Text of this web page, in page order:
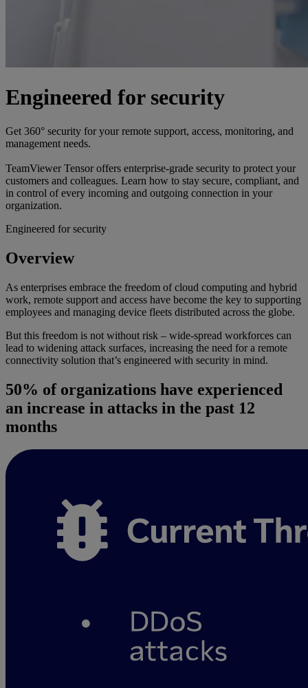
Engineered for security
Get 360° security for your remote support, access, monitoring, and
management needs.
TeamViewer Tensor offers enterprise-grade security to protect your
customers and colleagues. Learn how to stay secure, compliant, and
in control of every incoming and outgoing connection in your
organization.
Engineered for security
Overview
As enterprises embrace the freedom of cloud computing and hybrid
work, remote support and access have become the key to supporting
employees and managing device fleets distributed across the globe.
But this freedom is not without risk – wide-spread workforces can
lead to widening attack surfaces, increasing the need for a remote
connectivity solution that’s engineered with security in mind.
50% of organizations have experienced
an increase in attacks in the past 12
months